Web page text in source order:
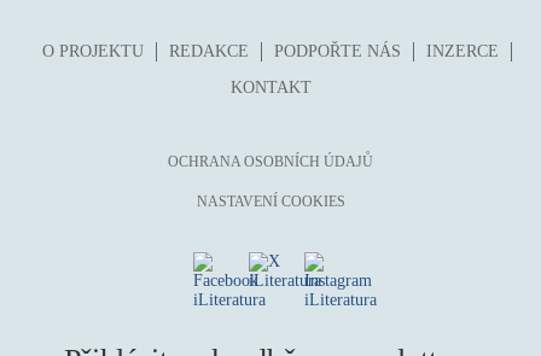
O PROJEKTU REDAKCE PODPOŘTE NÁS
INZERCE
KONTAKT
OCHRANA OSOBNÍCH ÚDAJŮ
NASTAVENÍ COOKIES